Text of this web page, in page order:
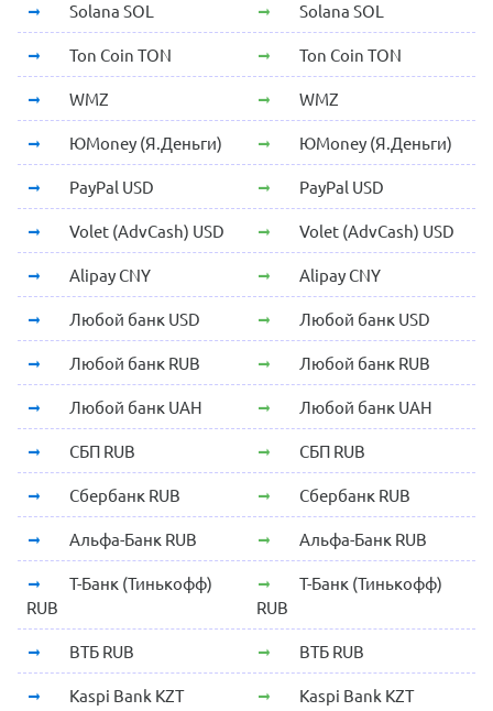
Solana SOL Solana SOL
Ton Coin TON Ton Coin TON
WMZ WMZ
ЮMoney (Я.Деньги) ЮMoney (Я.Деньги)
PayPal USD PayPal USD
Volet (AdvCash) USD Volet (AdvCash) USD
Alipay CNY Alipay CNY
Любой банк USD Любой банк USD
Любой банк RUB Любой банк RUB
Любой банк UAH Любой банк UAH
СБП RUB СБП RUB
Сбербанк RUB Сбербанк RUB
Альфа-Банк RUB Альфа-Банк RUB
Т-Банк (Тинькофф)
RUB
Т-Банк (Тинькофф)
RUB
ВТБ RUB ВТБ RUB
Kaspi Bank KZT Kaspi Bank KZT